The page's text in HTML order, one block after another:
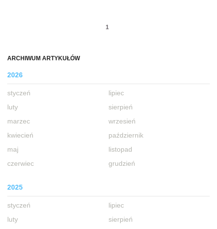
ARCHIWUM ARTYKUŁÓW
2026
styczeń
luty
marzec
kwiecień
maj
czerwiec
lipiec
sierpień
wrzesień
październik
listopad
grudzień
2025
styczeń
luty
lipiec
sierpień
1